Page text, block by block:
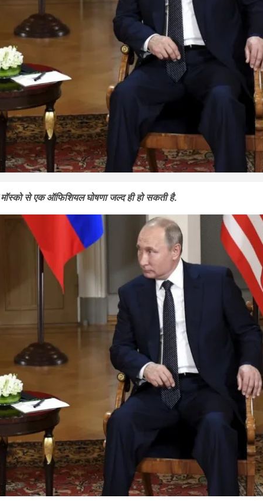
से एक ऑफिशियल घोषणा जल्द ही हो सकती है.